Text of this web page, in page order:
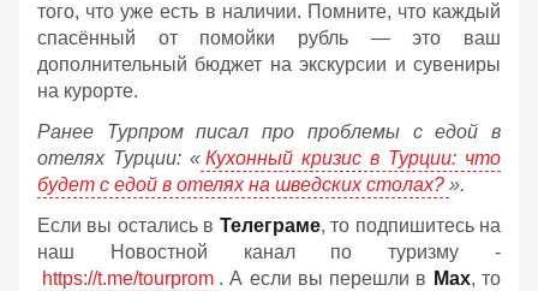
того, что уже есть в наличии. Помните, что каждый
спасённый от помойки рубль — это ваш
дополнительный бюджет на экскурсии и сувениры
на курорте.
Ранее Турпром писал про проблемы с едой в
отелях Турции: « Кухонный кризис в Турции: что
будет с едой в отелях на шведских столах? ».
Если вы остались в Телеграме, то подпишитесь на
наш Новостной канал по туризму -
https://t.me/tourprom . А если вы перешли в Мах, то